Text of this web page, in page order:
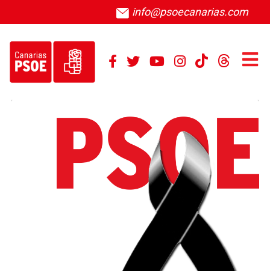
info@psoecanarias.com